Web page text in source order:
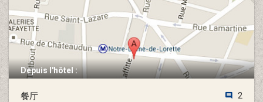
Depuis l'hôtel :
2
餐厅